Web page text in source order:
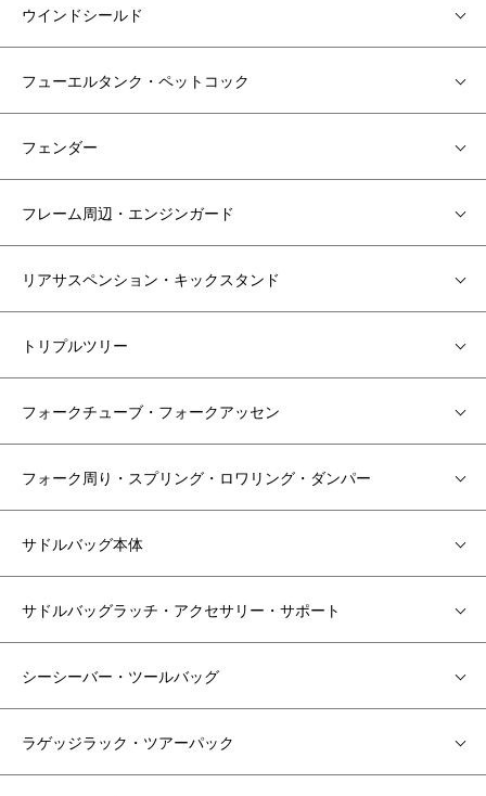
ウインドシールド
フューエルタンク・ペットコック
フェンダー
フレーム周辺・エンジンガード
リアサスペンション・キックスタンド
トリプルツリー
フォークチューブ・フォークアッセン
フォーク周り・スプリング・ロワリング・ダンパー
サドルバッグ本体
サドルバッグラッチ・アクセサリー・サポート
シーシーバー・ツールバッグ
ラゲッジラック・ツアーパック